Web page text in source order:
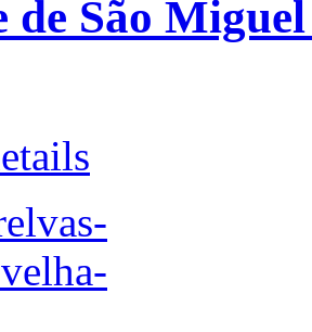
de São